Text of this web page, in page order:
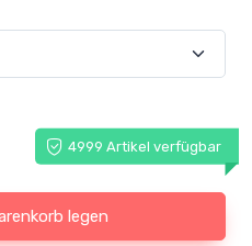
4999 Artikel verfügbar
legen